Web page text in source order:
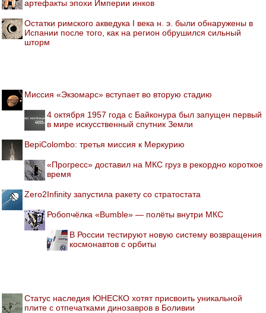
артефакты эпохи Империи инков
Остатки римского акведука I века н. э. были обнаружены в
Испании после того, как на регион обрушился сильный
шторм
Миссия «Экзомарс» вступает во вторую стадию
4 октября 1957 года с Байконура был запущен первый
в мире искусственный спутник Земли
BepiColombo: третья миссия к Меркурию
«Прогресс» доставил на МКС груз в рекордно короткое
время
Zero2Infinity запустила ракету со стратостата
Робопчёлка «Bumble» — полёты внутри МКС
В России тестируют новую систему возвращения
космонавтов с орбиты
Статус наследия ЮНЕСКО хотят присвоить уникальной
плите с отпечатками динозавров в Боливии